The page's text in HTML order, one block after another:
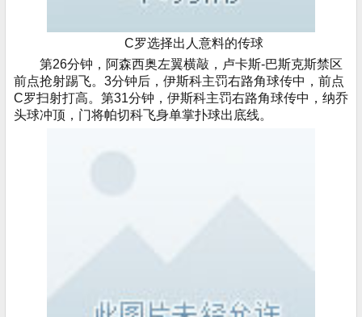
C罗选择出人意料的传球
第26分钟，阿森西奥左翼横敲，卢卡斯-巴斯克斯禁区
前点抢射踢飞。3分钟后，伊斯科主罚右路角球传中，前点
C罗扫射打高。第31分钟，伊斯科主罚右路角球传中，纳乔
头球冲顶，门将帕切科飞身单掌扑球出底线。